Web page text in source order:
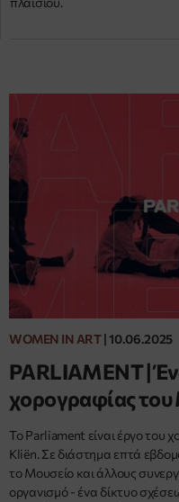
WOMEN IN ART |10.06.2025
PARLIAMENT |
χορογραφίας του
Το Parliament είναι έργο του
Kliën. Σε διάστημα επτά
το Μουσείο και άλλους
οργανισμό - ένα δίκτυο